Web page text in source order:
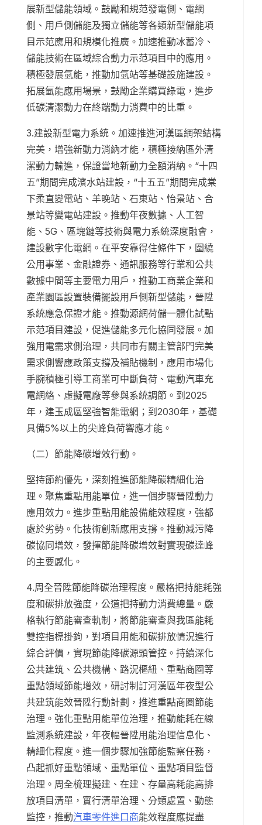
展新型儲能領域。鼓勵和規范發電側、電網
側、用戶側儲能及獨立儲能等各類新型儲能項
目示范應用和規模化推廣。加速推動冰蓄冷、
儲能技術在區域綜合動力示范項目中的應用。
積極發展氫能，推動加氫站等基礎設施建設。
拓展氫能應用場景，鼓勵企業購買綠電，進步
低碳清潔動力在終端動力消費中的比重。
3.建設新型電力系統。加速推進河漢區網架結構
完美，增強新動力消納才能，積極接納區外清
潔動力輸進，保證當地新動力全額消納。“十四
五”期間完成濱水站建設，“十五五”期間完成棠
下柔直變電站、羊晚站、石東站、怡景站、合
景站等變電站建設。推動年夜數據、人工智
能、5G、區塊鏈等技術與電力系統深度融會，
建設數字化電網。在平安靠得住條件下，圍繞
公用事業、金融證券、通訊服務等行業和公共
數據中間等主要電力用戶，推動工商業企業和
產業園區設置裝備擺設用戶側新型儲能，晉陞
系統應急保證才能。推動源網荷儲一體化試點
示范項目建設，促進儲能多元化協同發展。加
強用電需求側治理，共同市有關主管部門完美
需求側響應政策支撐及補貼機制，應用市場化
手腕積極引導工商業可中斷負荷、電動汽車充
電網絡、虛擬電廠等參與系統調節。到2025
年，建玉成區堅強智能電網；到2030年，基礎
具備5%以上的尖峰負荷響應才能。
（二）節能降碳增效行動。
堅持節約優先，深刻推進節能降碳精細化治
理。聚焦重點用能單位，進一個步驟晉陞動力
應用效力。進步重點用能設備能效程度，強都
處於劣勢。化技術創新應用支撐。推動減污降
碳協同增效，發揮節能降碳增效對實現碳達峰
的主要感化。
4.周全晉陞節能降碳治理程度。嚴格把持能耗強
度和碳排放強度，公道把持動力消費總量。嚴
格執行節能審查軌制，將節能審查與我區能耗
雙控指標掛鉤，對項目用能和碳排放情況進行
綜合評價，實現節能降碳源頭管控。持續深化
公共建筑、公共機構、路況樞紐、重點商圈等
重點領域節能增效，研討制訂河漢區年夜型公
共建筑能效晉陞行動計劃，推進重點商圈節能
治理。強化重點用能單位治理，推動能耗在線
監測系統建設，年夜幅晉陞用能治理信息化、
精細化程度。進一個步驟加強節能監察任務，
凸起抓好重點領域、重點單位、重點項目監督
治理。周全梳理擬建、在建、存量高耗能高排
放項目清單，實行清單治理、分類處置、動態
監控，推動汽車零件進口商能效程度應提盡